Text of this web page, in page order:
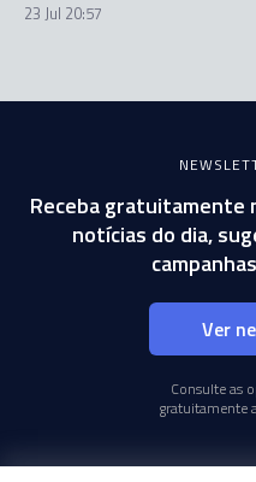
23 Jul 20:57
Receba gratuitamente
notícias do dia,
Ver
Consulte as
gratuitamente